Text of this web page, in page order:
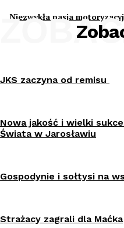
Niezwykła pasja
JKS zaczyna od remisu
Nowa jakość i wielki
Świata w Jarosławiu
Gospodynie i sołtysi na
Strażacy zagrali dla Maćka